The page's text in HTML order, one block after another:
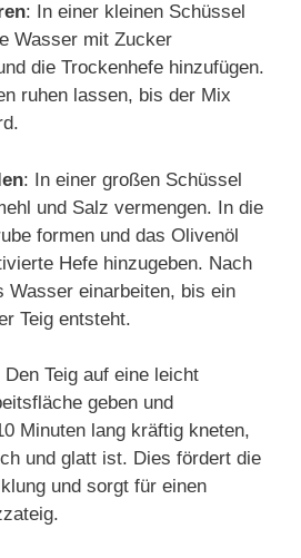
: In einer kleinen Schüssel
Wasser mit Zucker
die Trockenhefe hinzufügen.
ruhen lassen, bis der Mix
: In einer großen Schüssel
und Salz vermengen. In die
formen und das Olivenöl
Hefe hinzugeben. Nach
Wasser einarbeiten, bis ein
Teig entsteht.
Den Teig auf eine leicht
geben und
Minuten lang kräftig kneten,
und glatt ist. Dies fördert die
und sorgt für einen